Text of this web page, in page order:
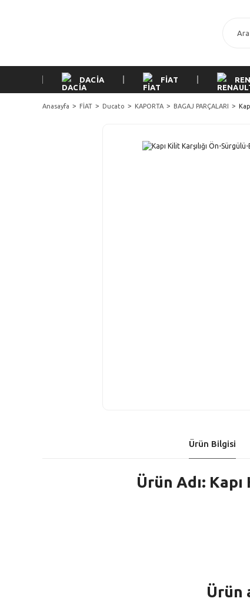
DACİA FİAT
Anasayfa FİAT Ducato KAPORTA BAGAJ PARÇALARI
Ürün Bilgisi
Ürün Adı:
Ürün